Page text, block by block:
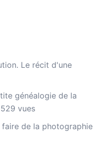
Le récit d'une
généalogie de la
vues
de la photographie